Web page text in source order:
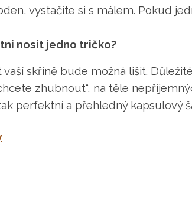
vystačíte si s málem. Pokud
nosit jedno tričko?
skříně bude možná lišit.
zhubnout“, na těle
perfektní a přehledný kapsulový